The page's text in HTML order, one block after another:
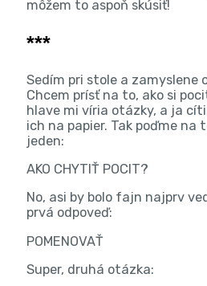
môžem to aspoň skúsiť!
***
Sedím pri stole a zamyslene
Chcem prísť na to, ako si
hlave mi víria otázky, a ja
ich na papier. Tak poďme na
jeden:
AKO CHYTIŤ POCIT?
No, asi by bolo fajn najprv
prvá odpoveď:
POMENOVAŤ
Super, druhá otázka: